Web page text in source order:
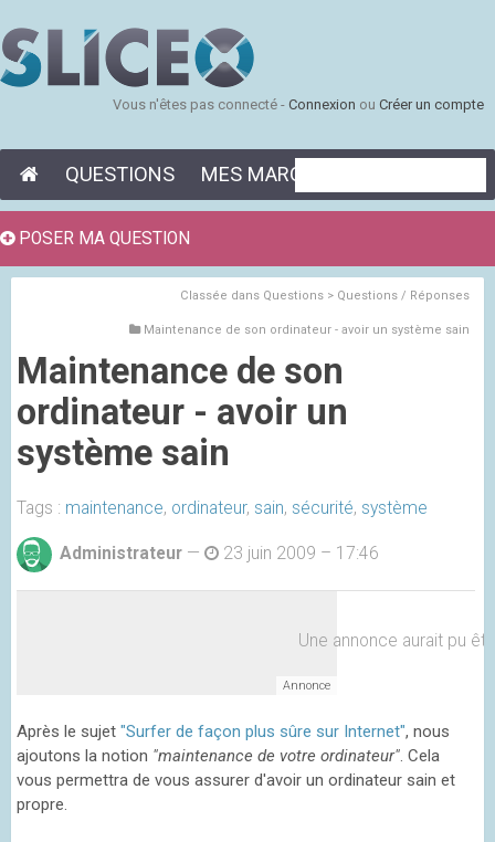
Vous n'êtes pas connecté - Connexion ou Créer un compte
QUESTIONS MES MARQUE-PAGES
Classée dans Questions > Questions / Réponses
Maintenance de son ordinateur - avoir un système sain
Maintenance de son
ordinateur - avoir un
système sain
Tags : maintenance, ordinateur, sain, sécurité, système
Administrateur — 23 juin 2009 – 17:46
Une annonce aurait pu
Après le sujet "Surfer de façon plus sûre sur Internet", nous
ajoutons la notion "maintenance de votre ordinateur". Cela
vous permettra de vous assurer d'avoir un ordinateur sain et
propre.
POSER MA QUESTION